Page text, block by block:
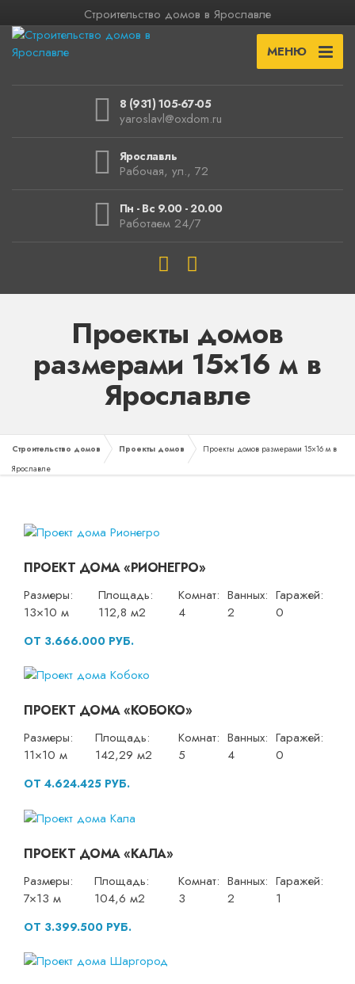
Строительство домов в Ярославле
МЕНЮ
8 (931) 105-67-05
yaroslavl@oxdom.ru
Ярославль
Рабочая, ул., 72
Пн - Вс 9.00 - 20.00
Работаем 24/7
Проекты домов
размерами 15×16 м в
Ярославле
Строительство домов Проекты домов
Проекты домов размерами 15×16 м в
Ярославле
ПРОЕКТ ДОМА «РИОНЕГРО»
Размеры:
13×10 м
Площадь:
112,8 м2
Комнат:
4
Ванных:
2
Гаражей:
0
ОТ 3.666.000 РУБ.
ПРОЕКТ ДОМА «КОБОКО»
Размеры:
11×10 м
Площадь:
142,29 м2
Комнат:
5
Ванных:
4
Гаражей:
0
ОТ 4.624.425 РУБ.
ПРОЕКТ ДОМА «КАЛА»
Размеры:
7×13 м
Площадь:
104,6 м2
Комнат:
3
Ванных:
2
Гаражей:
1
ОТ 3.399.500 РУБ.